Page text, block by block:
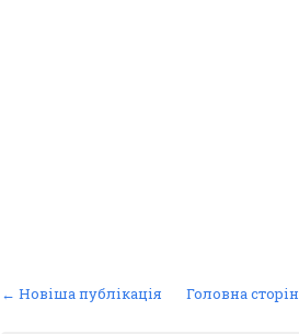
← Новіша публікація Головна